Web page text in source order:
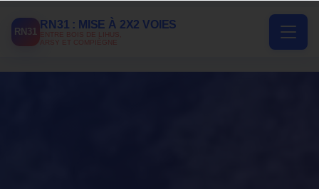
RN31
RN31 : MISE À 2X2 VOIES
ENTRE BOIS DE LIHUS,
ARSY ET COMPIÈGNE